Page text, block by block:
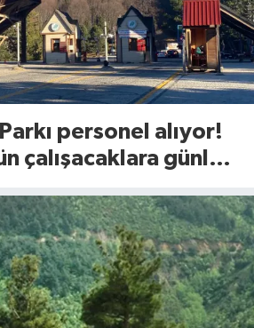
personel alıyor!
çalışacaklara günlük